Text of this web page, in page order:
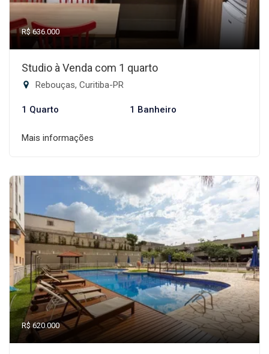
R$ 636.000
Studio à Venda com 1 quarto
Rebouças, Curitiba-PR
1 Quarto 1 Banheiro
Mais informações
R$ 620.000